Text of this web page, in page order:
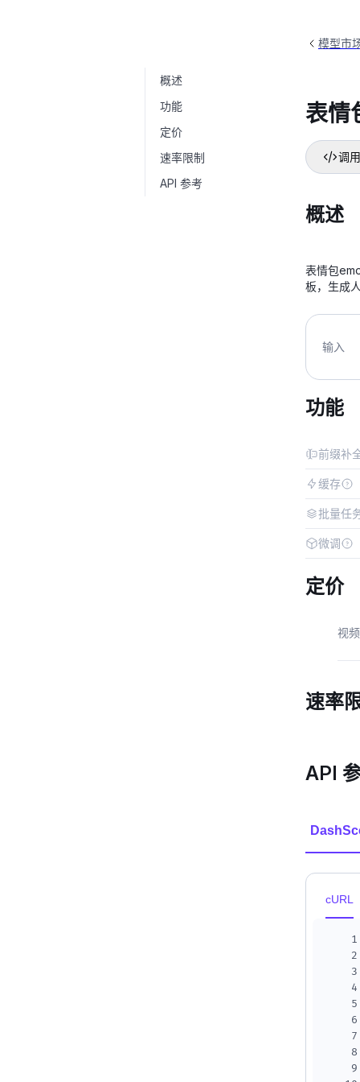
概述
功能
定价
速率限制
API 参考
模型市
表情
调
概述
表情包
板，生成
输入
功能
前缀补
缓存
批量任
微调
定价
视
速率
API
cURL
1
2
3
4
5
6
7
8
9